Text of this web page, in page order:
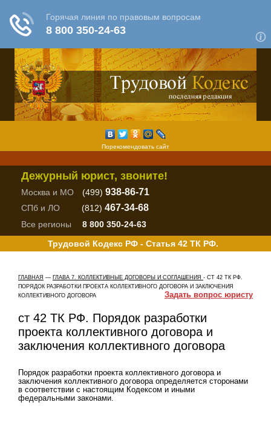
Порекомендовать сайт
Дежурный юрист, звоните!
Москва и МО (499) 938-86-71
СПб и ЛО (812) 467-34-68
Все регионы
8 800 350-24-63
Трудовой Кодекс РФ - Статья 42 ТК РФ.
ГЛАВНАЯ — ГЛАВА 7. КОЛЛЕКТИВНЫЕ ДОГОВОРЫ И СОГЛАШЕНИЯ - СТ 42 ТК РФ.
ПОРЯДОК РАЗРАБОТКИ ПРОЕКТА КОЛЛЕКТИВНОГО ДОГОВОРА И ЗАКЛЮЧЕНИЯ
КОЛЛЕКТИВНОГО ДОГОВОРА
Задать вопрос юристу
ст 42 ТК РФ. Порядок разработки
проекта коллективного договора и
заключения коллективного договора
Порядок разработки проекта коллективного договора и
заключения коллективного договора определяется сторонами
в соответствии с настоящим Кодексом и иными
федеральными законами.